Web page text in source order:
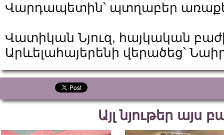
Վարդապետին՝ պտղաբեր
Վատիկան Նյուզ, հայկական
Արևելահայերենի վերածեց՝
Այլ նյութեր այս